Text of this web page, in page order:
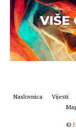
Naslovnica Vijesti
©